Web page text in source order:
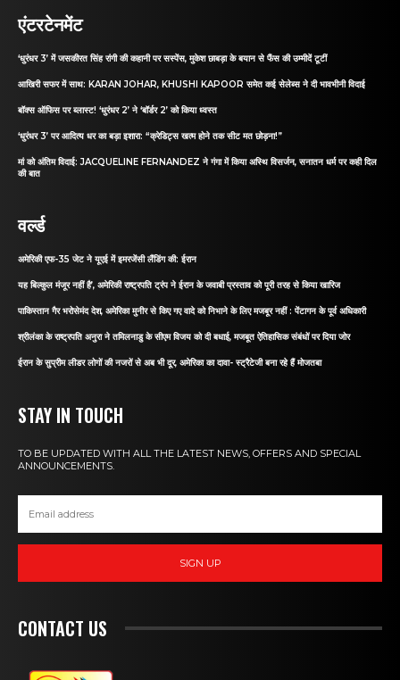
एंटरटेनमेंट
‘धुरंधर 3’ में जसकीरत सिंह रांगी की कहानी पर सस्पेंस, मुकेश छाबड़ा के बयान से फैंस की उम्मीदें टूटीं
आखिरी सफर में साथ: KARAN JOHAR, KHUSHI KAPOOR समेत कई सेलेब्स ने दी भावभीनी विदाई
बॉक्स ऑफिस पर ब्लास्ट! ‘धुरंधर 2’ ने ‘बॉर्डर 2’ को किया ध्वस्त
‘धुरंधर 3’ पर आदित्य धर का बड़ा इशारा: “क्रेडिट्स खत्म होने तक सीट मत छोड़ना!”
मां को अंतिम विदाई: JACQUELINE FERNANDEZ ने गंगा में किया अस्थि विसर्जन, सनातन धर्म पर कही दिल
की बात
वर्ल्ड
अमेरिकी एफ-35 जेट ने यूएई में इमरजेंसी लैंडिंग की: ईरान
यह बिल्कुल मंजूर नहीं है’, अमेरिकी राष्ट्रपति ट्रंप ने ईरान के जवाबी प्रस्ताव को पूरी तरह से किया खारिज
पाकिस्तान गैर भरोसेमंद देश, अमेरिका मुनीर से किए गए वादे को निभाने के लिए मजबूर नहीं : पेंटागन के पूर्व अधिकारी
श्रीलंका के राष्ट्रपति अनुरा ने तमिलनाडु के सीएम विजय को दी बधाई, मजबूत ऐतिहासिक संबंधों पर दिया जोर
ईरान के सुप्रीम लीडर लोगों की नजरों से अब भी दूर, अमेरिका का दावा- स्ट्रैटेजी बना रहे हैं मोजतबा
STAY IN TOUCH
TO BE UPDATED WITH ALL THE LATEST NEWS, OFFERS AND SPECIAL
ANNOUNCEMENTS.
SIGN UP
CONTACT US